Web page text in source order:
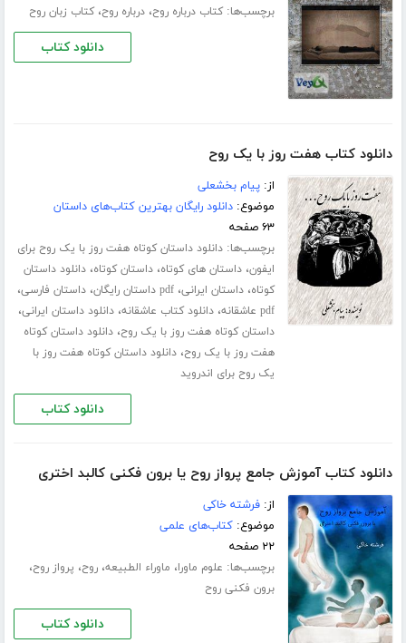
برچسب‌ها:کتاب درباره روح،درباره روح،کتاب زبان روح
دانلود کتاب
دانلود کتاب هفت روز با یک روح
از:پیام بخشعلی
موضوع:دانلود رایگان بهترین کتاب‌های داستان
۶۳ صفحه
برچسب‌ها:دانلود داستان کوتاه هفت روز با یک روح برای
ایفون،داستان های کوتاه،داستان کوتاه،دانلود داستان
کوتاه،داستان ایرانی،pdf داستان رایگان ،داستان فارسی،
pdf عاشقانه ،دانلود کتاب عاشقانه،دانلود داستان ایرانی،
داستان کوتاه هفت روز با یک روح،دانلود داستان کوتاه
هفت روز با یک روح،دانلود داستان کوتاه هفت روز با
یک روح برای اندروید
دانلود کتاب
دانلود کتاب آموزش جامع پرواز روح یا برون فکنی کالبد اختری
از:فرشته خاکی
موضوع:کتاب‌های علمی
۲۲ صفحه
برچسب‌ها: علوم ماورا، ماوراء الطبیعه،روح، پرواز روح،
برون فکنی روح
دانلود کتاب